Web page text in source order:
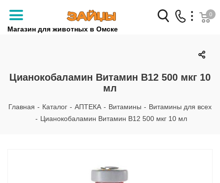
Магазин для животных в Омске
Заказать звонок
+7 (3812) 79-04-04
+7 (950) 959-88-32
0
Цианокобаламин Витамин В12 500 мкг 10
мл
Главная - Каталог - АПТЕКА - Витамины - Витамины для всех
- Цианокобаламин Витамин В12 500 мкг 10 мл